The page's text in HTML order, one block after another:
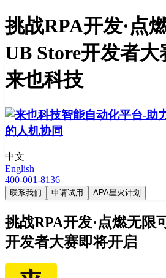
挑战RPA开发·点
UB Store开发者
来也科技
中文
English
400-001-8136
联系我们 申请试用 APA星火计划
挑战RPA开发·点燃无限
开发者大赛即将开启